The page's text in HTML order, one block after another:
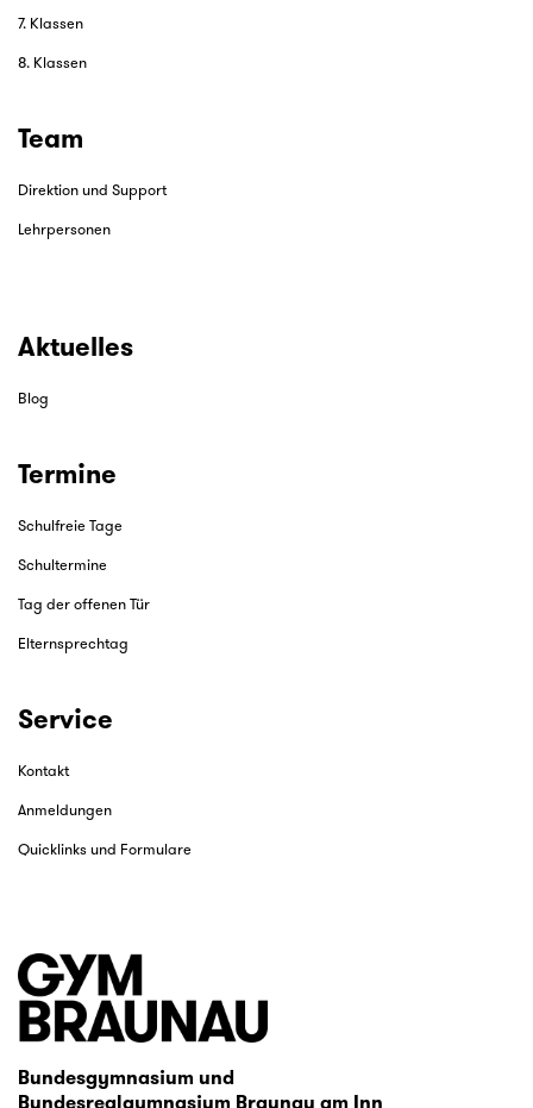
7. Klassen
8. Klassen
Team
Direktion und Support
Lehrpersonen
Aktuelles
Blog
Termine
Schulfreie Tage
Schultermine
Tag der offenen Tür
Elternsprechtag
Service
Kontakt
Anmeldungen
Quicklinks und Formulare
Bundesgymnasium und
Bundesrealgymnasium Braunau am Inn